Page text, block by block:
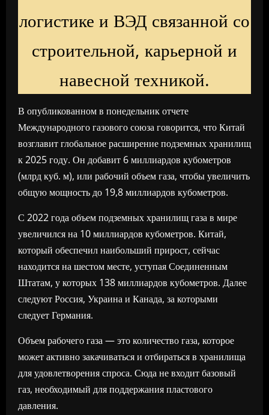
логистике и ВЭД связанной со
строительной, карьерной и
навесной техникой.
В опубликованном в понедельник отчете
Международного газового союза говорится, что Китай
возглавит глобальное расширение подземных хранилищ
к 2025 году. Он добавит 6 миллиардов кубометров
(млрд куб. м), или рабочий объем газа, чтобы увеличить
общую мощность до 19,8 миллиардов кубометров.
С 2022 года объем подземных хранилищ газа в мире
увеличился на 10 миллиардов кубометров. Китай,
который обеспечил наибольший прирост, сейчас
находится на шестом месте, уступая Соединенным
Штатам, у которых 138 миллиардов кубометров. Далее
следуют Россия, Украина и Канада, за которыми
следует Германия.
Объем рабочего газа — это количество газа, которое
может активно закачиваться и отбираться в хранилища
для удовлетворения спроса. Сюда не входит базовый
газ, необходимый для поддержания пластового
давления.